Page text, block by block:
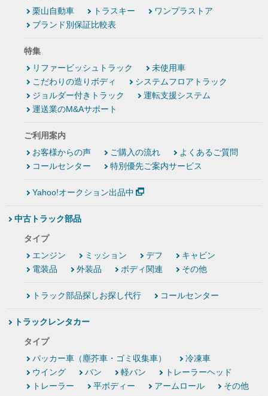
栗山自動車
トラスキー
ワンプラストア
ブランド別保証比較表
特集
リファービッシュトラック
未使用車
こだわりの造りボディ
システムフロアトラック
ジョルダー付きトラック
運転支援システム
運送業のM&Aサポート
ご利用案内
お客様からの声
ご購入の流れ
よくあるご質問
コールセンター
特別優先ご案内サービス
Yahoo!オークション出品中
中古トラック部品
タイプ
エンジン
ミッション デフ
キャビン
電装品
外装品 ボディ関連 その他
トラック部品探しお探し代行 コールセンター
トラックレンタカー
タイプ
パッカー車（塵芥車・ゴミ収集車）
冷凍車
ウイング
バン 軽バン
トレーラーヘッド
トレーラー
平ボディー アームロール その他